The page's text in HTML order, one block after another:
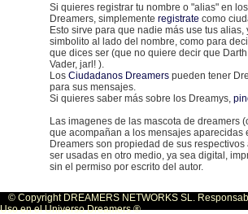
Si quieres registrar tu nombre o "alias" en
Dreamers, simplemente registrate como
Esto sirve para que nadie más use tus alias,
simbolito al lado del nombre, como para
que dices ser (que no quiere decir que
Vader, jarl! ).
Los Ciudadanos Dreamerspueden tener
para sus mensajes.
Si quieres saber más sobre los Dreamys,
Las imagenes de las mascota de dreamers
que acompañan a los mensajes aparecidas
Dreamers son propiedad de sus
ser usadas en otro medio, ya sea digital,
sin el permiso por escrito del autor.
© Copyright DREAMERS NETWORKS SL.
Uso en el Universo Dreamers ®